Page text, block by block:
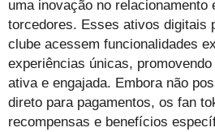
uma inovação no relacionamento
torcedores. Esses ativos digitais
clube acessem funcionalidades
experiências únicas,
ativa e engajada. Embora não
direto para pagamentos, os fan
recompensas e benefícios